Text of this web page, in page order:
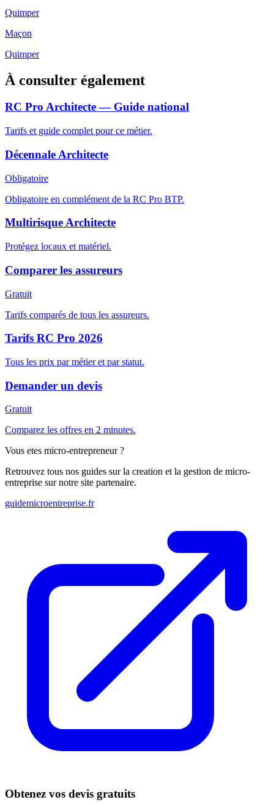
Quimper
Maçon
Quimper
À consulter également
RC Pro Architecte — Guide national
Tarifs et guide complet pour ce métier.
Décennale Architecte
Obligatoire
Obligatoire en complément de la RC Pro BTP.
Multirisque Architecte
Protégez locaux et matériel.
Comparer les assureurs
Gratuit
Tarifs comparés de tous les assureurs.
Tarifs RC Pro 2026
Tous les prix par métier et par statut.
Demander un devis
Gratuit
Comparez les offres en 2 minutes.
Vous etes micro-entrepreneur ?
Retrouvez tous nos guides sur la creation et la gestion de micro-
entreprise sur notre site partenaire.
guidemicroentreprise.fr
Obtenez vos devis gratuits